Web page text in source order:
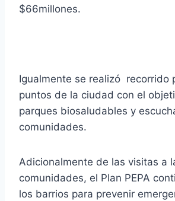
$66millones.
Igualmente se realizó recorrido
puntos de la ciudad con el
parques biosaludables y
comunidades.
Adicionalmente de las visitas a
comunidades, el Plan PEPA
los barrios para prevenir